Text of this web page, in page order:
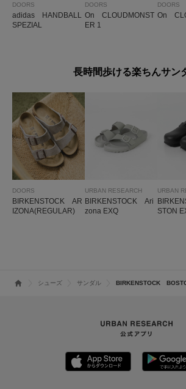
DOORS
adidas HANDBALL
SPEZIAL
DOORS
On CLOUDMONST
ER 1
DOORS
On
長時間歩ける楽ちんサン
DOORS
BIRKENSTOCK AR
IZONA(REGULAR)
URBAN RESEARCH
BIRKENSTOCK Ari
zona EXQ
URBAN
STON
シューズ サンダル BIRKENSTOCK